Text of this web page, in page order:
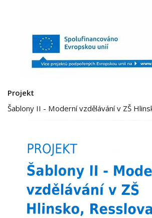
Projekt
Šablony II - Moderní vzdělávání v ZŠ